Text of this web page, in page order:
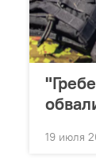
19 июля